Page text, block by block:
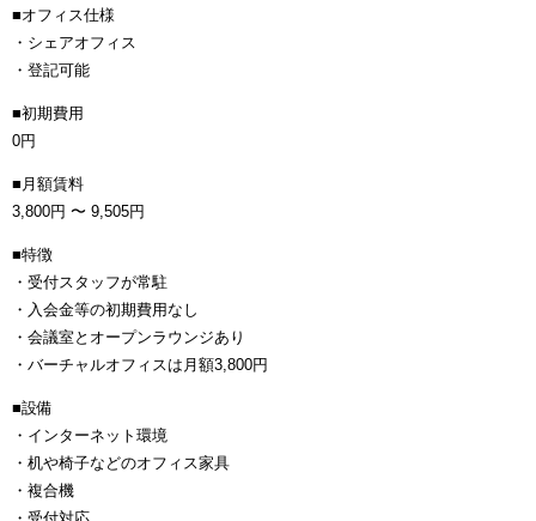
■オフィス仕様
・シェアオフィス
・登記可能
■初期費用
0円
■月額賃料
3,800円 〜 9,505円
■特徴
・受付スタッフが常駐
・入会金等の初期費用なし
・会議室とオープンラウンジあり
・バーチャルオフィスは月額3,800円
■設備
・インターネット環境
・机や椅子などのオフィス家具
・複合機